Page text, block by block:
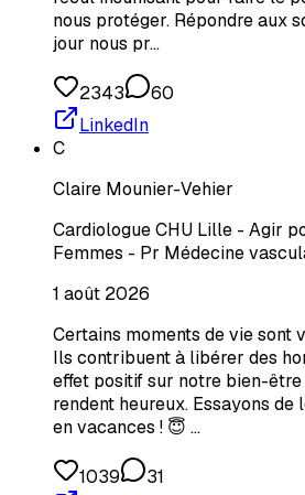
nous protéger. Répondre aux
jour nous pr…
2343
60
LinkedIn
C
Claire Mounier-Vehier
Cardiologue CHU Lille - Agir
Femmes - Pr Médecine
1 août 2026
Certains moments de vie sont
Ils contribuent à libérer des
effet positif sur notre bien-
rendent heureux. Essayons
en vacances ! 😇 …
1039
31